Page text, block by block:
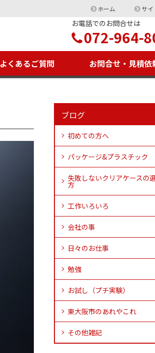
ホーム サイ
お電話でのお問合せは
072-964-
よくあるご質問 お問合せ・見積依
ブログ
初めての方へ
パッケージ&プラスチック
失敗しないクリアケースの
方
工作いろいろ
会社の事
日々のお仕事
勉強
お試し（プチ実験）
東大阪市のあれやこれ
その他雑記